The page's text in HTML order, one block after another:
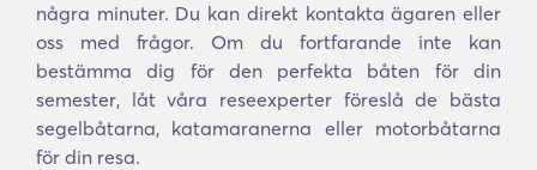
några minuter. Du kan direkt kontakta ägaren eller
oss med frågor. Om du fortfarande inte kan
bestämma dig för den perfekta båten för din
semester, låt våra reseexperter föreslå de bästa
segelbåtarna, katamaranerna eller motorbåtarna
för din resa.